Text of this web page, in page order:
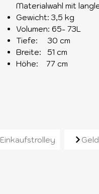
Materialwahl mit
Gewicht: 3,5 kg
Volumen: 65- 73L
Tiefe: 30 cm
Breite: 51 cm
Höhe: 77 cm
Ähnliche
Einkaufstrolley